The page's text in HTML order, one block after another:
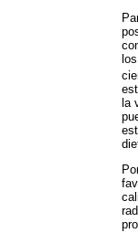
la